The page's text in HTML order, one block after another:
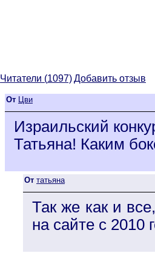
Читатели (1097)Добавить отзыв
От Цви
Израильский
Татьяна! Каким
От татьяна
Так же как и
на сайте с 2010